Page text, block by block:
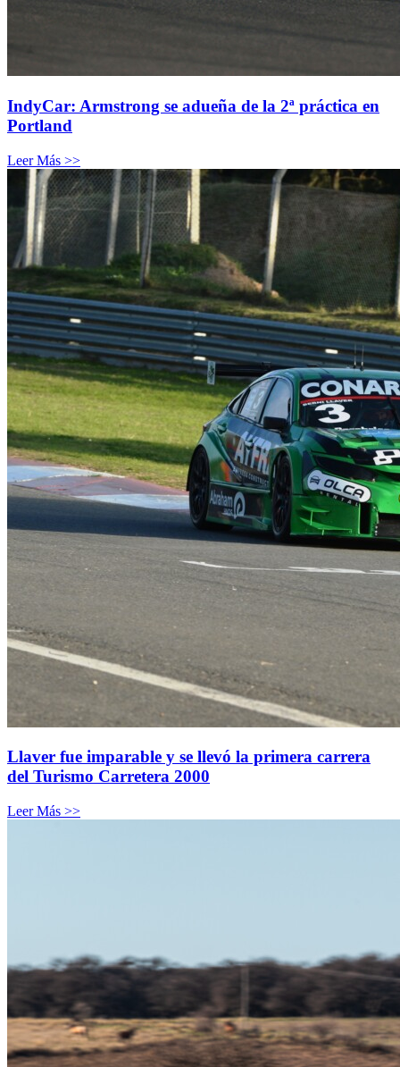
IndyCar: Armstrong se adueña de la 2ª práctica en
Portland
Leer Más >>
Llaver fue imparable y se llevó la primera carrera
del Turismo Carretera 2000
Leer Más >>